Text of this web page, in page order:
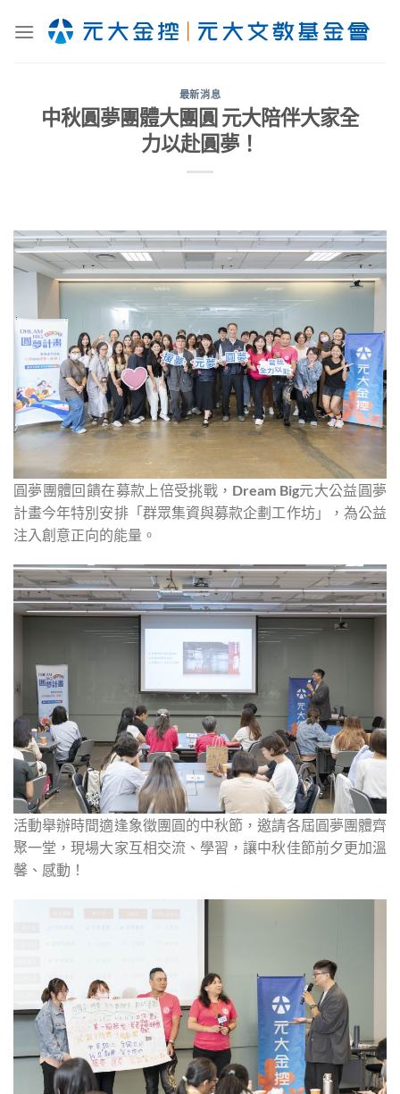
最新消息
中秋圓夢團體大團圓 元大陪伴大家全
力以赴圓夢！
圓夢團體回饋在募款上倍受挑戰，Dream Big元大公益圓夢
計畫今年特別安排「群眾集資與募款企劃工作坊」，為公益
注入創意正向的能量。
活動舉辦時間適逢象徵團圓的中秋節，邀請各屆圓夢團體齊
聚一堂，現場大家互相交流、學習，讓中秋佳節前夕更加溫
馨、感動！